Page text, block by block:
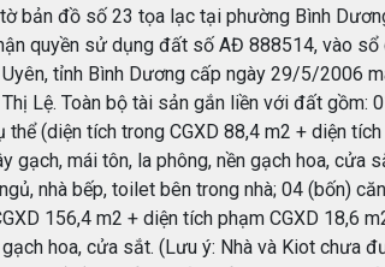
bản đồ số 23 tọa lạc tại phường Bình
quyền sử dụng đất số AĐ 888514, vào sổ
tỉnh Bình Dương cấp ngày 29/5/2006
Lệ. Toàn bộ tài sản gắn liền với đất gồm:
(diện tích trong CGXD 88,4 m2 + diện tích
gạch, mái tôn, la phông, nền gạch hoa, cửa
nhà bếp, toilet bên trong nhà; 04 (bốn)
156,4 m2 + diện tích phạm CGXD 18,6
hoa, cửa sắt. (Lưu ý: Nhà và Kiot chưa